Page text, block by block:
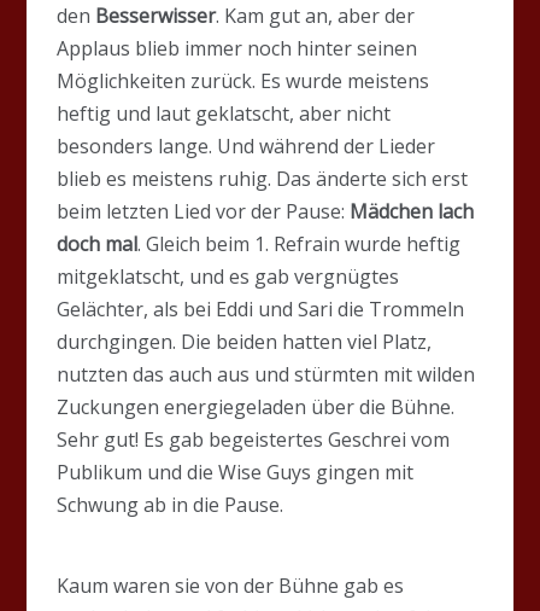
den Besserwisser. Kam gut an, aber der
Applaus blieb immer noch hinter seinen
Möglichkeiten zurück. Es wurde meistens
heftig und laut geklatscht, aber nicht
besonders lange. Und während der Lieder
blieb es meistens ruhig. Das änderte sich erst
beim letzten Lied vor der Pause: Mädchen lach
doch mal. Gleich beim 1. Refrain wurde heftig
mitgeklatscht, und es gab vergnügtes
Gelächter, als bei Eddi und Sari die Trommeln
durchgingen. Die beiden hatten viel Platz,
nutzten das auch aus und stürmten mit wilden
Zuckungen energiegeladen über die Bühne.
Sehr gut! Es gab begeistertes Geschrei vom
Publikum und die Wise Guys gingen mit
Schwung ab in die Pause.
Kaum waren sie von der Bühne gab es